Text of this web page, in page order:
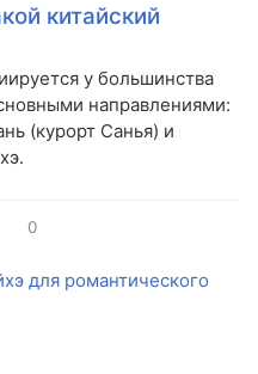
китайский
у большинства
направлениями:
(курорт Санья) и
0